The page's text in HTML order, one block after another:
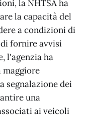
la NHTSA ha
la capacità del
a condizioni di
fornire avvisi
l'agenzia ha
segnalazione dei
una
ai veicoli